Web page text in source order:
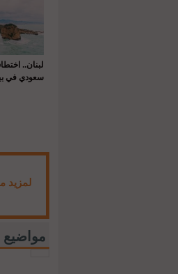
لبنان..
سعودي في
لمزيد
مواضيع